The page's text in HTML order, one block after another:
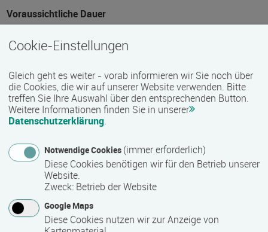
Voraussichtliche Dauer
Termin
30.11.2026 - 04.12.2026
10
Maximale Teilnehmerzahl
20
Cookie-Einstellungen
Gleich geht es weiter - vorab informieren wir Sie noch über
die Cookies, die wir auf unserer Website verwenden. Bitte
treffen Sie Ihre Auswahl über den entsprechenden Button.
Weitere Informationen finden Sie in unserer
Datenschutzerklärung.
Notwendige Cookies (immer erforderlich)
Diese Cookies benötigen wir für den Betrieb unserer
Website.
Zweck: Betrieb der Website
Google Maps
Diese Cookies nutzen wir zur Anzeige von